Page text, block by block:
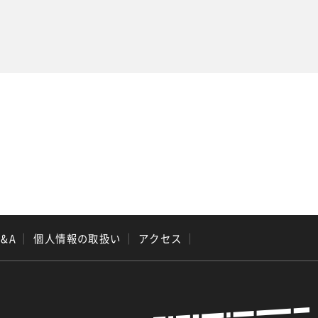
｜ 個人情報の取扱い ｜ アクセス ｜